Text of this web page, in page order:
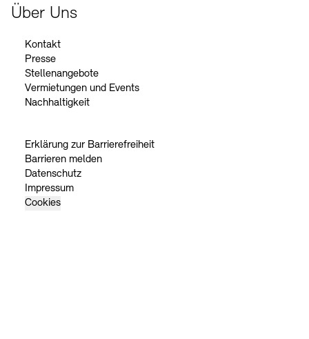
Über Uns
Kontakt
Presse
Stellenangebote
Vermietungen und Events
Nachhaltigkeit
Erklärung zur Barrierefreiheit
Barrieren melden
Datenschutz
Impressum
Cookies